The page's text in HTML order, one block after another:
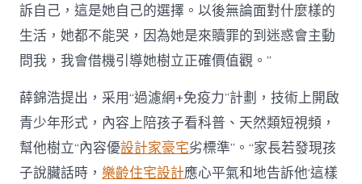
訴自己，這是她自己的選擇。以後無論面對什麼樣的
生活，她都不能哭，因為她是來贖罪的到迷惑會主動
問我，我會借機引導她樹立正確價值觀。”
薛錦浩提出，采用“過濾網+免疫力”計劃，技術上開啟
青少年形式，內容上陪孩子看科普、天然類短視頻，
幫他樹立“內容優設計家豪宅劣標準”。“家長若發現孩
子說臟話時，樂齡住宅設計應心平氣和地告訴他‘這樣